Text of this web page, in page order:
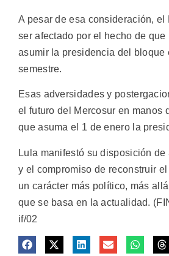
A pesar de esa consideración, el
ser afectado por el hecho de que
asumir la presidencia del bloque
semestre.
Esas adversidades y
el futuro del Mercosur en manos
que asuma el 1 de enero la
Lula manifestó su disposición
y el compromiso de reconstruir
un carácter más político, más
que se basa en la actualidad.
if/02